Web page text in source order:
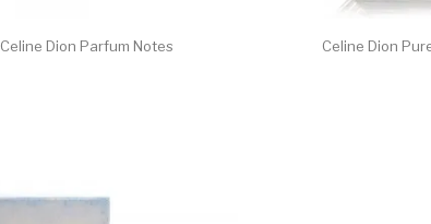
Celine Dion Parfum Notes Celine Dion